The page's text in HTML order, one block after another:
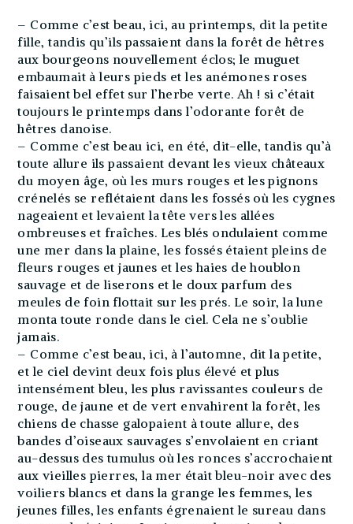
– Comme c’est beau, ici, au printemps, dit la petite
fille, tandis qu’ils passaient dans la forêt de hêtres
aux bourgeons nouvellement éclos; le muguet
embaumait à leurs pieds et les anémones roses
faisaient bel effet sur l’herbe verte. Ah ! si c’était
toujours le printemps dans l’odorante forêt de
hêtres danoise.
– Comme c’est beau ici, en été, dit-elle, tandis qu’à
toute allure ils passaient devant les vieux châteaux
du moyen âge, où les murs rouges et les pignons
crénelés se reflétaient dans les fossés où les cygnes
nageaient et levaient la tête vers les allées
ombreuses et fraîches. Les blés ondulaient comme
une mer dans la plaine, les fossés étaient pleins de
fleurs rouges et jaunes et les haies de houblon
sauvage et de liserons et le doux parfum des
meules de foin flottait sur les prés. Le soir, la lune
monta toute ronde dans le ciel. Cela ne s’oublie
jamais.
– Comme c’est beau, ici, à l’automne, dit la petite,
et le ciel devint deux fois plus élevé et plus
intensément bleu, les plus ravissantes couleurs de
rouge, de jaune et de vert envahirent la forêt, les
chiens de chasse galopaient à toute allure, des
bandes d’oiseaux sauvages s’envolaient en criant
au-dessus des tumulus où les ronces s’accrochaient
aux vieilles pierres, la mer était bleu-noir avec des
voiliers blancs et dans la grange les femmes, les
jeunes filles, les enfants égrenaient le sureau dans